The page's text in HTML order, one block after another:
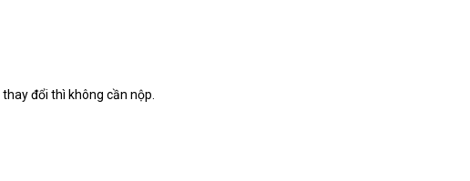
đổi thì không cần nộp.